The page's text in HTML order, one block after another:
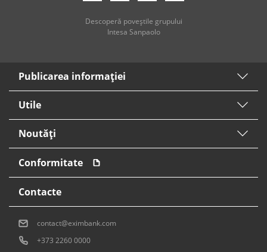
Descoperă poveştile grupului
Intesa Sanpaolo
Publicarea informaţiei
Utile
Noutăți
Conformitate
Contacte
contact@eximbank.com
+373 2260 0000